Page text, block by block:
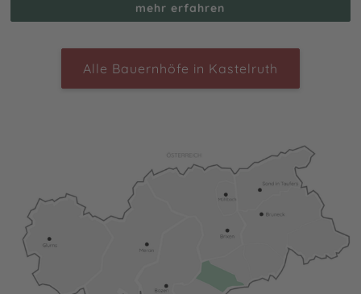
wundervollen Bergidylle. Gelegen im Herzen Südtirols in
Zentrum und einer gelebten Kultur mit zahlreichen,
atemberaubende Wanderungen in einer einzigartigen
Landschaft zu unternehmen. Ebenfalls sticht Kastelruth
mit seiner Pfarrkirche im barocken Stil sowie dem
berühmten Kofel hervor, welcher als Naherholungszone
und Wallfahrtsweg gilt und sich im charmanten
Dorfzentrum befindet.
mehr erfahren
Alle Bauernhöfe in Kastelruth